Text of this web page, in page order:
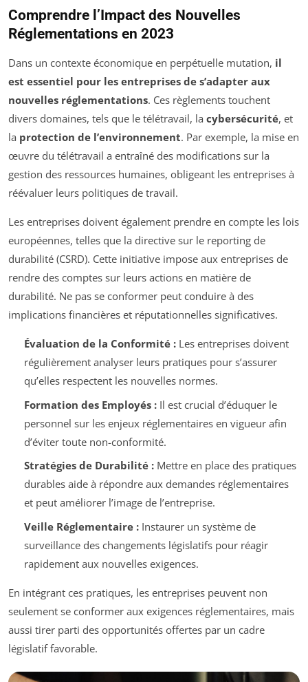
Comprendre l’Impact des Nouvelles
Réglementations en 2023
Dans un contexte économique en perpétuelle mutation, il
est essentiel pour les entreprises de s’adapter aux
nouvelles réglementations. Ces règlements touchent
divers domaines, tels que le télétravail, la cybersécurité, et
la protection de l’environnement. Par exemple, la mise en
œuvre du télétravail a entraîné des modifications sur la
gestion des ressources humaines, obligeant les entreprises à
réévaluer leurs politiques de travail.
Les entreprises doivent également prendre en compte les lois
européennes, telles que la directive sur le reporting de
durabilité (CSRD). Cette initiative impose aux entreprises de
rendre des comptes sur leurs actions en matière de
durabilité. Ne pas se conformer peut conduire à des
implications financières et réputationnelles significatives.
Évaluation de la Conformité : Les entreprises doivent
régulièrement analyser leurs pratiques pour s’assurer
qu’elles respectent les nouvelles normes.
Formation des Employés : Il est crucial d’éduquer le
personnel sur les enjeux réglementaires en vigueur afin
d’éviter toute non-conformité.
Stratégies de Durabilité : Mettre en place des pratiques
durables aide à répondre aux demandes réglementaires
et peut améliorer l’image de l’entreprise.
Veille Réglementaire : Instaurer un système de
surveillance des changements législatifs pour réagir
rapidement aux nouvelles exigences.
En intégrant ces pratiques, les entreprises peuvent non
seulement se conformer aux exigences réglementaires, mais
aussi tirer parti des opportunités offertes par un cadre
législatif favorable.